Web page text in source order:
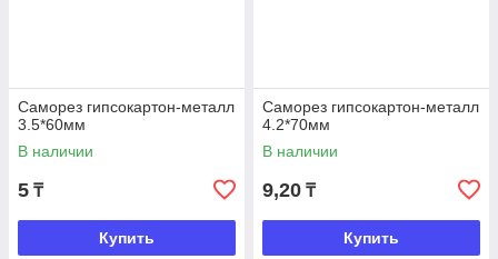
Саморез гипсокартон-металл
3.5*60мм
В наличии
5 ₸
Купить
Саморез гипсокартон-металл
4.2*70мм
В наличии
9,20 ₸
Купить